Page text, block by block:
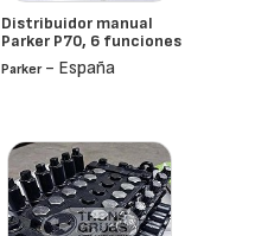
Distribuidor manual
Parker P70, 6 funciones
Parker- España